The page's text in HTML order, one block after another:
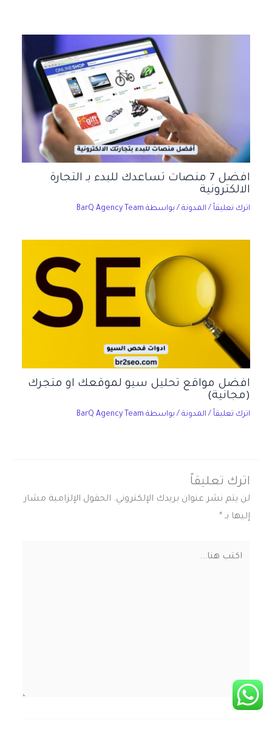
افضل 7 منصات تساعدك للبدء بـ التجارة
الالكترونية
اترك تعليقاً / المدونة / بواسطة BarQ Agency Team
افضل مواقع تحليل سيو لموقعك او متجرك
(مجانية)
اترك تعليقاً / المدونة / بواسطة BarQ Agency Team
اترك تعليقاً
لن يتم نشر عنوان بريدك الإلكتروني. الحقول الإلزامية مشار
إليها بـ *